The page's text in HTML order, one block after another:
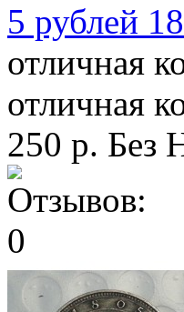
5 рублей
отличная
отличная
250 р. Без